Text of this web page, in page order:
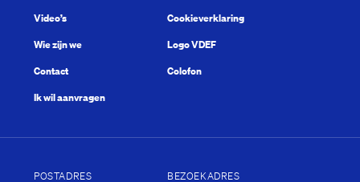
Video’s
Wie zijn we
Contact
Ik wil aanvragen
Cookieverklaring
Logo VDEF
Colofon
POSTADRES
BEZOEKADRES